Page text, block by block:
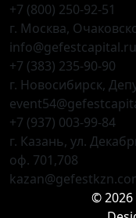
+7 (800) 250-92-51
г. Москва,
info@gefestcapital.ru
+7 (383) 235-90-90
г. Новосибирск,
+7 (937) 003-99-84
г. Казань, ул.
оф. 701,708
©2026